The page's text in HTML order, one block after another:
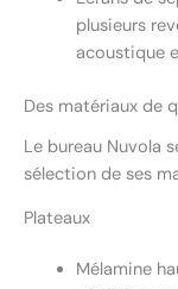
plusieurs
acoustique
Des matériaux de
Le bureau Nuvola
sélection de ses
Plateaux
Mélamine